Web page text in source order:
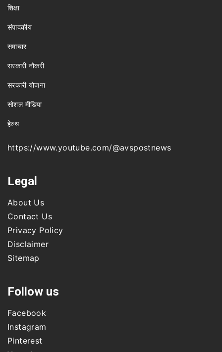
शिक्षा
संपादकीय
समाचार
सरकारी नौकरी
सरकारी योजना
सोशल मीडिया
हेल्थ
https://www.youtube.com/@avspostnews
Legal
About Us
Contact Us
Privacy Policy
Disclaimer
Sitemap
Follow us
Facebook
Instagram
Pinterest